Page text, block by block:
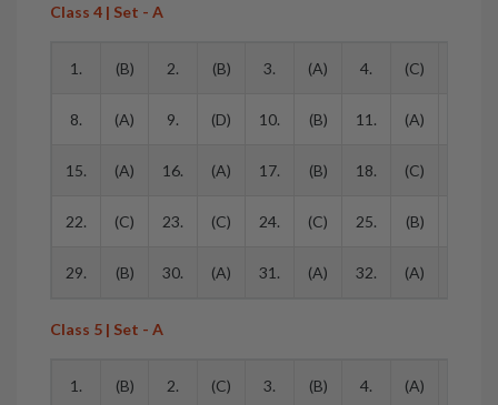
Class 4 | Set - A
1. (B) 2. (B) 3. (A) 4. (C)
8. (A) 9. (D) 10. (B) 11. (A)
15. (A) 16. (A) 17. (B) 18. (C)
22. (C) 23. (C) 24. (C) 25. (B)
29. (B) 30. (A) 31. (A) 32. (A)
Class 5 | Set - A
1. (B) 2. (C) 3. (B) 4. (A)